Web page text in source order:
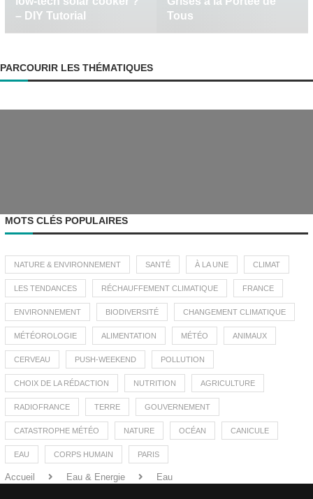
– DIY Tutorial
Tous
PARCOURIR LES THÉMATIQUES
MOTS CLÉS POPULAIRES
NATURE & ENVIRONNEMENT SANTÉ À LA UNE CLIMAT
LES TENDANCES RÉCHAUFFEMENT CLIMATIQUE FRANCE
ENVIRONNEMENT BIODIVERSITÉ CHANGEMENT CLIMATIQUE
MÉTÉOROLOGIE ALIMENTATION MÉTÉO ANIMAUX
CERVEAU PUSH-WEEKEND POLLUTION
CHOIX DE LA RÉDACTION NUTRITION AGRICULTURE
RADIOFRANCE TERRE GOUVERNEMENT
CATASTROPHE MÉTÉO NATURE OCÉAN CANICULE
EAU CORPS HUMAIN PARIS
Accueil Eau & Energie Eau